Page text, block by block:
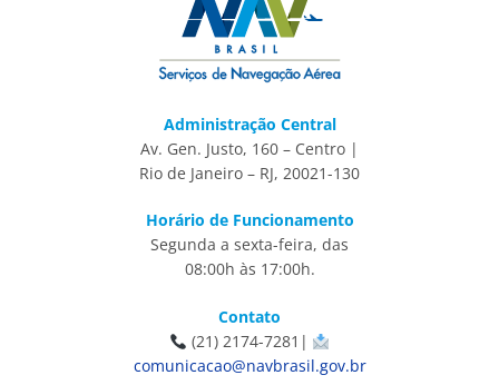
Administração Central
Av. Gen. Justo, 160 – Centro |
Rio de Janeiro – RJ, 20021-130
Horário de Funcionamento
Segunda a sexta-feira, das
08:00h às 17:00h.
Contato
(21) 2174-7281|
comunicacao@navbrasil.gov.br